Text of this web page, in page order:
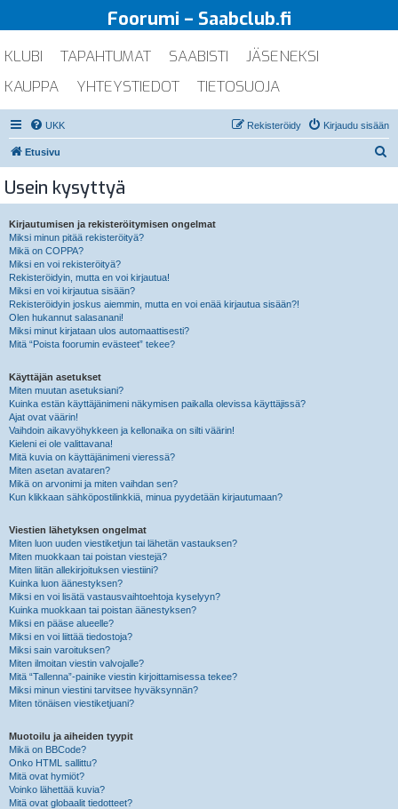
Foorumi – Saabclub.fi
KLUBI TAPAHTUMAT SAABISTI
JÄSENEKSI
KAUPPA
YHTEYSTIEDOT TIETOSUOJA
UKK Kirjaudu sisään
Rekisteröidy
Etusivu
Usein kysyttyä
Kirjautumisen ja rekisteröitymisen ongelmat
Miksi minun pitää rekisteröityä?
Mikä on COPPA?
Miksi en voi rekisteröityä?
Rekisteröidyin, mutta en voi kirjautua!
Miksi en voi kirjautua sisään?
Rekisteröidyin joskus aiemmin, mutta en voi enää kirjautua sisään?!
Olen hukannut salasanani!
Miksi minut kirjataan ulos automaattisesti?
Mitä “Poista foorumin evästeet” tekee?
Käyttäjän asetukset
Miten muutan asetuksiani?
Kuinka estän käyttäjänimeni näkymisen paikalla olevissa käyttäjissä?
Ajat ovat väärin!
Vaihdoin aikavyöhykkeen ja kellonaika on silti väärin!
Kieleni ei ole valittavana!
Mitä kuvia on käyttäjänimeni vieressä?
Miten asetan avataren?
Mikä on arvonimi ja miten vaihdan sen?
Kun klikkaan sähköpostilinkkiä, minua pyydetään kirjautumaan?
Viestien lähetyksen ongelmat
Miten luon uuden viestiketjun tai lähetän vastauksen?
Miten muokkaan tai poistan viestejä?
Miten liitän allekirjoituksen viestiini?
Kuinka luon äänestyksen?
Miksi en voi lisätä vastausvaihtoehtoja kyselyyn?
Kuinka muokkaan tai poistan äänestyksen?
Miksi en pääse alueelle?
Miksi en voi liittää tiedostoja?
Miksi sain varoituksen?
Miten ilmoitan viestin valvojalle?
Mitä “Tallenna”-painike viestin kirjoittamisessa tekee?
Miksi minun viestini tarvitsee hyväksynnän?
Miten tönäisen viestiketjuani?
Muotoilu ja aiheiden tyypit
Mikä on BBCode?
Onko HTML sallittu?
Mitä ovat hymiöt?
Voinko lähettää kuvia?
Mitä ovat globaalit tiedotteet?